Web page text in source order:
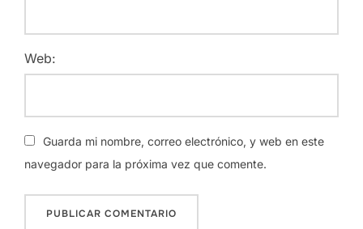
Web:
Guarda mi nombre, correo electrónico, y web en este
navegador para la próxima vez que comente.